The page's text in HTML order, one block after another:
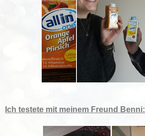
Ich testete mit meinem Freund Benni: